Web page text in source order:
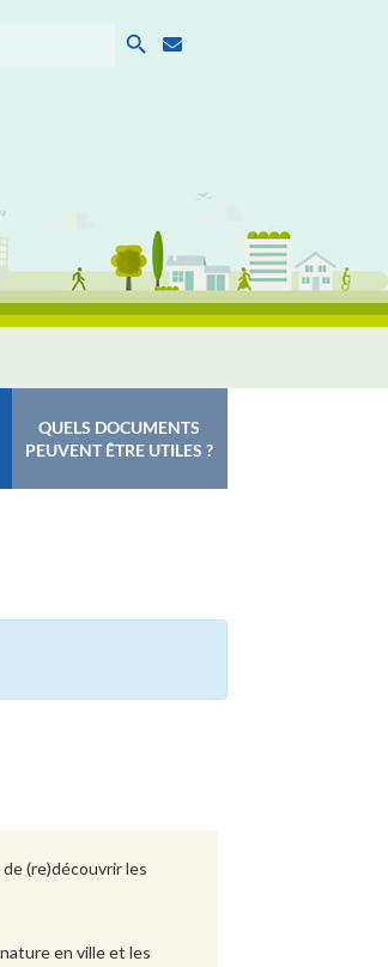
QUELS DOCUMENTS
PEUVENT ÊTRE UTILES ?
de (re)découvrir les
en ville etles